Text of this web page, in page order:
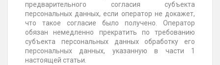
предварительного согласия субъекта
персональных данных, если оператор не докажет,
что такое согласие было получено. Оператор
обязан немедленно прекратить по требованию
субъекта персональных данных обработку его
персональных данных, указанную в части 1
настоящей статьи.